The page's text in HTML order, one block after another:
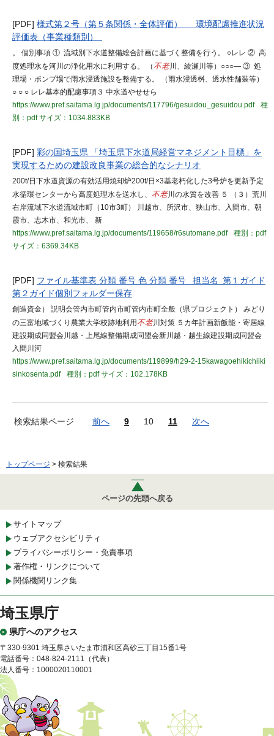
[PDF] 様式第２号（第５条関係・全体評価） 環境配慮推進状況
評価表（事業種類別）
。 個別事項 ① 流域別下水道整備総合計画に基づく整備を行う。 ○レレ ② 高
度処理水を河川の浄化用水に利用する。 （ 不老川、綾瀬川等）○○○― ③ 処
理場・ポンプ場で雨水浸透施設を整備する。 （雨水浸透桝、透水性舗装等）
○ ○ ○ レレ基本的配慮事項３ 中水道やせせら
https://www.pref.saitama.lg.jp/documents/117796/gesuidou_gesuidou.pdf
種
別：pdfサイズ：1034.883KB
[PDF] 彩の国埼玉県 「埼玉県下水道局経営マネジメント目標」を
実現するための建設改良事業の総合的なシナリオ
200t/日下水道資源の有効活用焼却炉200t/日×3基老朽化した3号炉を更新予定
水循環センターから高度処理水を送水し、 不老川の水質を改善 ５ （３）荒川
右岸流域下水道流域市町（10市3町） 川越市、所沢市、狭山市、入間市、朝
霞市、志木市、和光市、 新
https://www.pref.saitama.lg.jp/documents/119658/r6sutomane.pdf
種別：pdf
サイズ：6369.34KB
[PDF] ファイル基準表 分類 番号 色 分類 番号 担当名 第１ガイド
第２ガイド個別フォルダー保存
創造資金） 説明会管内市町管内市町管内市町全般（県プロジェクト） みどり
の三富地域づくり農業大学校跡地利用 不老川対策 ５カ年計画新飯能・寄居線
建設期成同盟会川越・上尾線整備期成同盟会新川越・越生線建設期成同盟会
入間川河
https://www.pref.saitama.lg.jp/documents/119899/h29-2-15kawagoehikichiiki
sinkosenta.pdf
種別：pdfサイズ：102.178KB
検索結果ページ 前へ 9 10 11 次へ
トップページ > 検索結果
ページの先頭へ戻る
サイトマップ
ウェブアクセシビリティ
プライバシーポリシー・免責事項
著作権・リンクについて
関係機関リンク集
埼玉県庁
県庁へのアクセス
〒330-9301 埼玉県さいたま市浦和区高砂三丁目15番1号
電話番号：048-824-2111（代表）
法人番号：1000020110001